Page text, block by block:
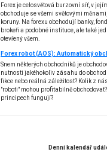
Forex je celosvětová burzovní síť, v
obchoduje se všemi světovými
koruny. Na forexu obchodují banky,
brokeři a podobné instituce, ale také
otevřený všem.
Snem některých obchodníků je
nutnosti jakéhokoliv zásahu do
fikce nebo reálná záležitost? Kolik z
"roboti" mohou profitabilně
principech fungují?
Denní kalendář